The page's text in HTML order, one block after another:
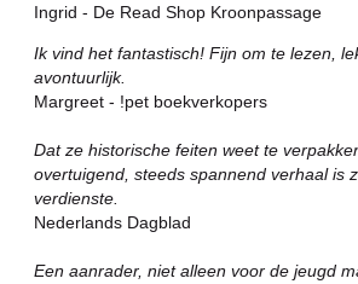
Ingrid - De Read Shop Kroonpassage
Ik vind het fantastisch! Fijn om te lezen,
avontuurlijk.
Margreet - !pet boekverkopers
Dat ze historische feiten weet te
overtuigend, steeds spannend verhaal is
verdienste.
Nederlands Dagblad
Een aanrader, niet alleen voor de jeugd